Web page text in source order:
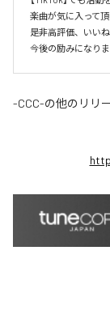
楽曲が気に入って
是非高評価、いい
今後の励みになりま
-CCC-の他のリリ